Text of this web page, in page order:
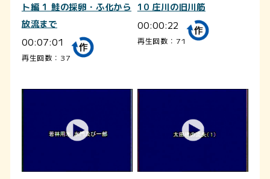
ト編 1 鮭の採卵・ふ化から
放流まで
00:07:01
再生回数：37
10 庄川の旧川筋
00:00:22
再生回数：71